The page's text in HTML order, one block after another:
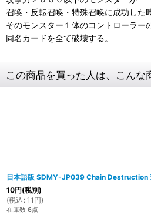
召喚・反転召喚・特殊召喚に成功した
そのモンスター１体のコントローラー
同名カードを全て破壊する。
この商品を買った人は、こんな
日本語版 SDMY-JP039 Chain Destruction
10円(税別)
(税込 : 11 円)
在庫数 6点